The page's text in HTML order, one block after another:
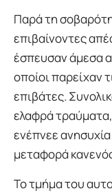
Παρά τη
επιβαίνοντες
έσπευσαν άμεσα
οποίοι παρείχαν
επιβάτες.
ελαφρά
ενέπνεε
μεταφορά
Το τμήμα του